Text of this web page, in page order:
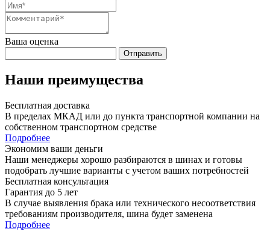
Ваша оценка
Отправить
Наши преимущества
Бесплатная доставка
В пределах МКАД или до пункта транспортной компании на
собственном транспортном средстве
Подробнее
Экономим ваши деньги
Наши менеджеры хорошо разбираются в шинах и готовы
подобрать лучшие варианты с учетом ваших потребностей
Бесплатная консультация
Гарантия до 5 лет
В случае выявления брака или технического несоответствия
требованиям производителя, шина будет заменена
Подробнее